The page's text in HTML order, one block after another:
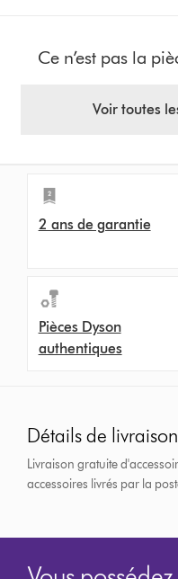
Ce n’est pas la
Voir toutes
2 ans de garantie
Pièces Dyson
authentiques
Détails de livraison
Livraison gratuite
accessoires livrés par la